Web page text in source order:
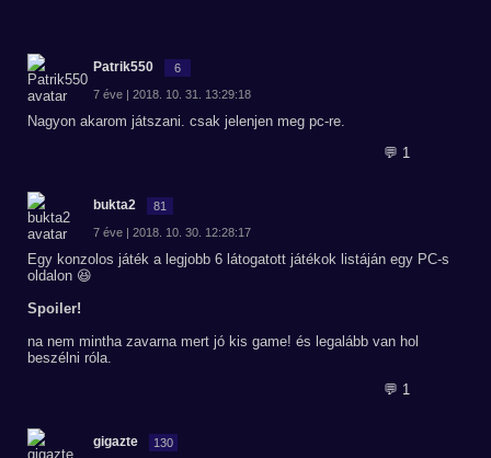
Patrik550 6
7 éve | 2018. 10. 31. 13:29:18
Nagyon akarom játszani. csak jelenjen meg pc-re.
💬 1
bukta2 81
7 éve | 2018. 10. 30. 12:28:17
Egy konzolos játék a legjobb 6 látogatott játékok listáján egy PC-s
oldalon 😆
Spoiler!
na nem mintha zavarna mert jó kis game! és legalább van hol
beszélni róla.
💬 1
gigazte 130